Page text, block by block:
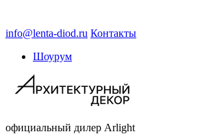
info@lenta-diod.ru Контакты
Шоурум
официальный дилер Arlight